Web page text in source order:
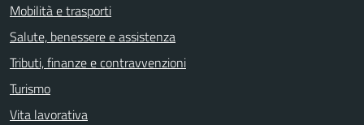
Mobilità e trasporti
Salute, benessere e assistenza
Tributi, finanze e contravvenzioni
Turismo
Vita lavorativa